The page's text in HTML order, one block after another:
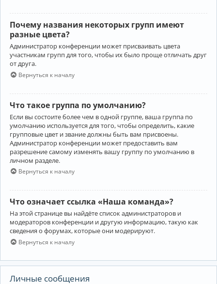
Почему названия некоторых групп имеют
разные цвета?
Администратор конференции может присваивать цвета
участникам групп для того, чтобы их было проще отличать друг
от друга.
Вернуться к началу
Что такое группа по умолчанию?
Если вы состоите более чем в одной группе, ваша группа по
умолчанию используется для того, чтобы определить, какие
групповые цвет и звание должны быть вам присвоены.
Администратор конференции может предоставить вам
разрешение самому изменять вашу группу по умолчанию в
личном разделе.
Вернуться к началу
Что означает ссылка «Наша команда»?
На этой странице вы найдёте список администраторов и
модераторов конференции и другую информацию, такую как
сведения о форумах, которые они модерируют.
Вернуться к началу
Личные сообщения